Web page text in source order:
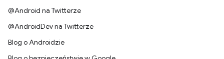
@Android na Twitterze
@AndroidDev na Twitterze
Blog o Androidzie